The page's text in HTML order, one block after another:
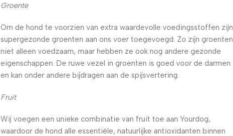
Groente
Om de hond te voorzien van extra waardevolle voedingsstoffen zijn
supergezonde groenten aan ons voer toegevoegd. Zo zijn groenten
niet alleen voedzaam, maar hebben ze ook nog andere gezonde
eigenschappen. De ruwe vezel in groenten is goed voor de darmen
en kan onder andere bijdragen aan de spijsvertering.
Fruit
Wij voegen een unieke combinatie van fruit toe aan Yourdog,
waardoor de hond alle essentiële, natuurlijke antioxidanten binnen